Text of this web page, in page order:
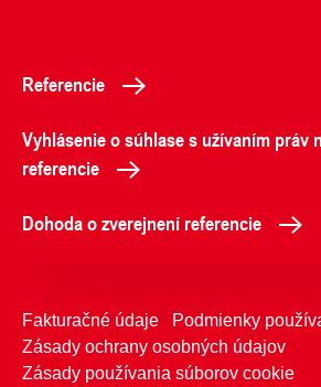
Referencie
Vyhlásenie o súhlase s užívaním práv
referencie
Dohoda o zverejnení referencie
Fakturačné údaje
Podmienky
Zásady ochrany osobných údajov
Zásady používania súborov cookie